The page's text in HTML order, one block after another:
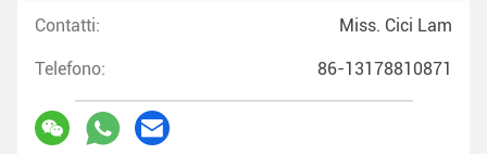
Contatti: Miss. Cici Lam
Telefono: 86-13178810871